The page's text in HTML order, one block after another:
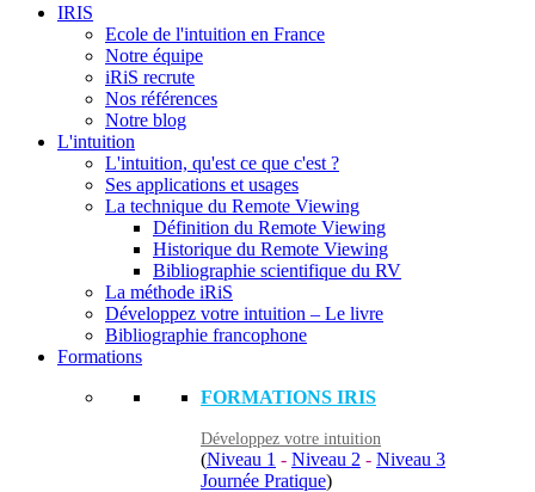
IRIS
Ecole de l'intuition en France
Notre équipe
iRiS recrute
Nos références
Notre blog
L'intuition
L'intuition, qu'est ce que c'est ?
Ses applications et usages
La technique du Remote Viewing
Définition du Remote Viewing
Historique du Remote Viewing
Bibliographie scientifique du RV
La méthode iRiS
Développez votre intuition – Le livre
Bibliographie francophone
Formations
FORMATIONS IRIS
Développez votre intuition
(Niveau 1 - Niveau 2 - Niveau 3
Journée Pratique)